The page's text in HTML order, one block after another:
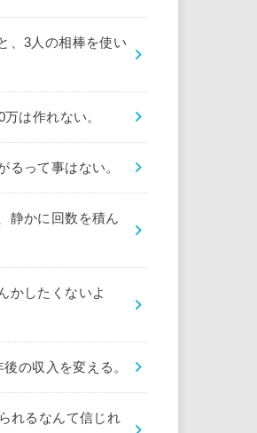
、3人の相棒を使い
は作れない。
るって事はない。
静かに回数を積ん
かしたくないよ
の収入を変える。
れるなんて信じれ